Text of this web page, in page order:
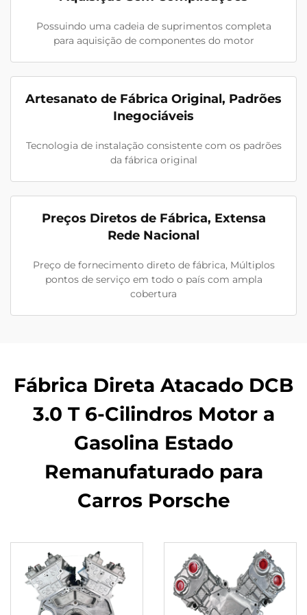
Possuindo uma cadeia de suprimentos completa
para aquisição de componentes do motor
Artesanato de Fábrica Original, Padrões
Inegociáveis
Tecnologia de instalação consistente com os padrões
da fábrica original
Preços Diretos de Fábrica, Extensa
Rede Nacional
Preço de fornecimento direto de fábrica, Múltiplos
pontos de serviço em todo o país com ampla
cobertura
Fábrica Direta Atacado DCB
3.0 T 6-Cilindros Motor a
Gasolina Estado
Remanufaturado para
Carros Porsche